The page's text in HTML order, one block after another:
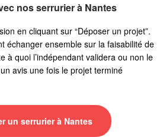
nos serrurier à Nantes
en cliquant sur “Déposer un projet”.
échanger ensemble sur la faisabilité de
à quoi l’indépendant validera ou non le
avis une fois le projet terminé
un serrurier à Nantes